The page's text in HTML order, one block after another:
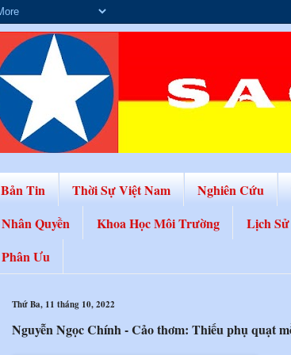
Bản Tin Thời Sự Việt Nam Nghiên Cứu
Nhân Quyền
Khoa Học Môi Trường Lịch
Phân Ưu
Thứ Ba, 11 tháng 10, 2022
Nguyễn Ngọc Chính - Cảo thơm: Thiếu phụ quạt